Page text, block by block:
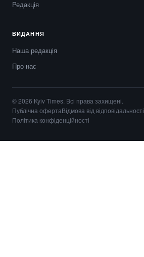
Редакція
ВИДАННЯ
Наша редакція
Про нас
© 2026 Kyiv Times. Всі права захищені.
Публічна офертаВідмова від відповідальності
Політика конфіденційності